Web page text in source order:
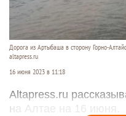
Дорога из Артыбаша в сторону Горно-
altapress.ru
16 июня 2023 в 11:18
Altapress.ru
на Алтае на 16 июня.